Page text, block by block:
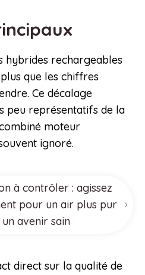
hybrides rechargeables
que les chiffres
Ce décalage
peu représentatifs de la
moteur
ignoré.
à contrôler : agissez
pour un air plus pur
avenir sain
direct sur la qualité de